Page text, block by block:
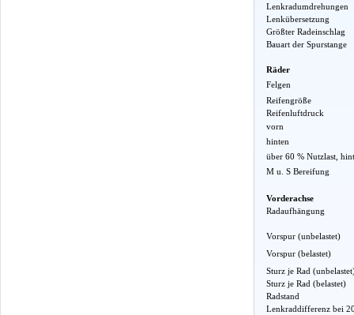
Lenkradumdrehungen
Lenkübersetzung
Größter Radeinschlag
Bauart der Spurstange
Räder
Felgen
Reifengröße
Reifenluftdruck
vorn
hinten
über 60 % Nutzlast,
M u. S Bereifung
Vorderachse
Radaufhängung
Vorspur (unbelastet)
Vorspur (belastet)
Sturz je Rad
Sturz je Rad (belastet)
Radstand
Lenkraddifferenz bei